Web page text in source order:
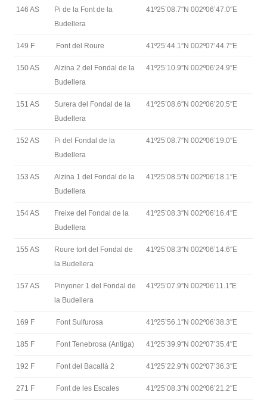
146 AS
Pi de la Font de la
Budellera
41º25’08.7″N 002º06’47.0″E
149 F Font del Roure 41º25’44.1″N 002º07’44.7″E
150 AS
Alzina 2 del Fondal de la
Budellera
41º25’10.9″N 002º06’24.9″E
151 AS
Surera del Fondal de la
Budellera
41º25’08.6″N 002º06’20.5″E
152 AS
Pi del Fondal de la
Budellera
41º25’08.7″N 002º06’19.0″E
153 AS
Alzina 1 del Fondal de la
Budellera
41º25’08.5″N 002º06’18.1″E
154 AS
Freixe del Fondal de la
Budellera
41º25’08.3″N 002º06’16.4″E
155 AS
Roure tort del Fondal de
la Budellera
41º25’08.3″N 002º06’14.6″E
157 AS
Pinyoner 1 del Fondal de
la Budellera
41º25’07.9″N 002º06’11.1″E
169 F Font Sulfurosa 41º25’56.1″N 002º06’38.3″E
185 F Font Tenebrosa (Antiga) 41º25’39.9″N 002º07’35.4″E
192 F Font del Bacallà 2 41º25’22.9″N 002º07’36.3″E
271 F Font de les Escales 41º25’08.3″N 002º06’21.2″E